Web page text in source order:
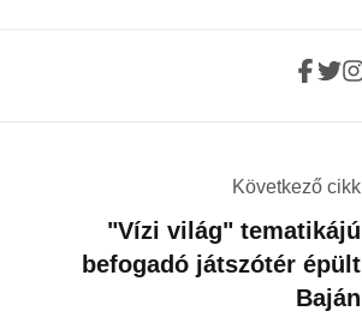
Következő cikk
"Vízi világ" tematikájú
befogadó játszótér épült
Baján